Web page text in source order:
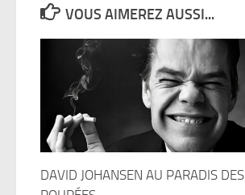
VOUS AIMEREZ AUSSI...
DAVID JOHANSEN AU PARADIS DES